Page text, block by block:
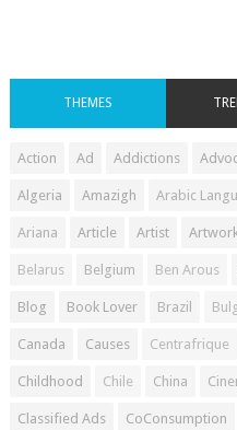
THEMES
Action Ad Addictions
Algeria Amazigh Arabic
Ariana Article Artist
Belarus Belgium Ben Arous
Blog Book Lover Brazil
Canada Causes Centrafrique
Childhood Chile China
Classified Ads CoConsumption